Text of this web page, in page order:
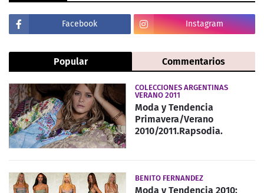
Facebook Instagram
Popular Commentarios
COLECCIONES ARGENTINAS
VERANO 2011
Moda y Tendencia
Primavera/Verano
2010/2011.Rapsodia.
BENITO FERNANDEZ
Moda y Tendencia 2010: